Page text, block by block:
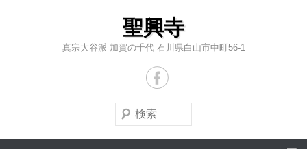
キ
聖興寺
真宗大谷派 加賀の千代 石川県白山市中町56-1
検
索